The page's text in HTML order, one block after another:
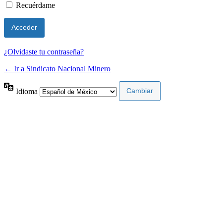
Recuérdame
¿Olvidaste tu contraseña?
← Ir a Sindicato Nacional Minero
Idioma